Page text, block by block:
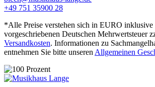
+49 751 35900 28
*Alle Preise verstehen sich in EURO inklusive
vorgeschriebenen Deutschen Mehrwertsteuer
Versandkosten. Informationen zu
entnehmen Sie bitte unseren Allgemeinen